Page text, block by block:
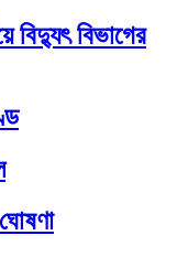
বিদ্যুৎ বিভাগের